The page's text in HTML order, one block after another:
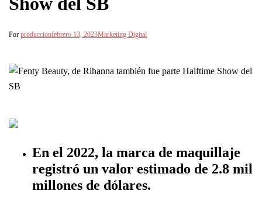
Por produccionfebrero 13, 2023Marketing Digital
En el 2022, la marca de maquillaje
registró un valor estimado de 2.8 mil
millones de dólares.